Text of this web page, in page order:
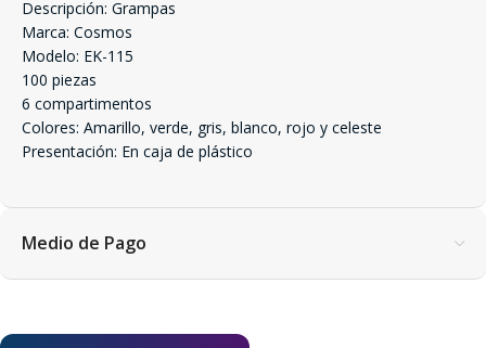
Descripción: Grampas
Marca: Cosmos
Modelo: EK-115
100 piezas
6 compartimentos
Colores: Amarillo, verde, gris, blanco, rojo y celeste
Presentación: En caja de plástico
Medio de Pago